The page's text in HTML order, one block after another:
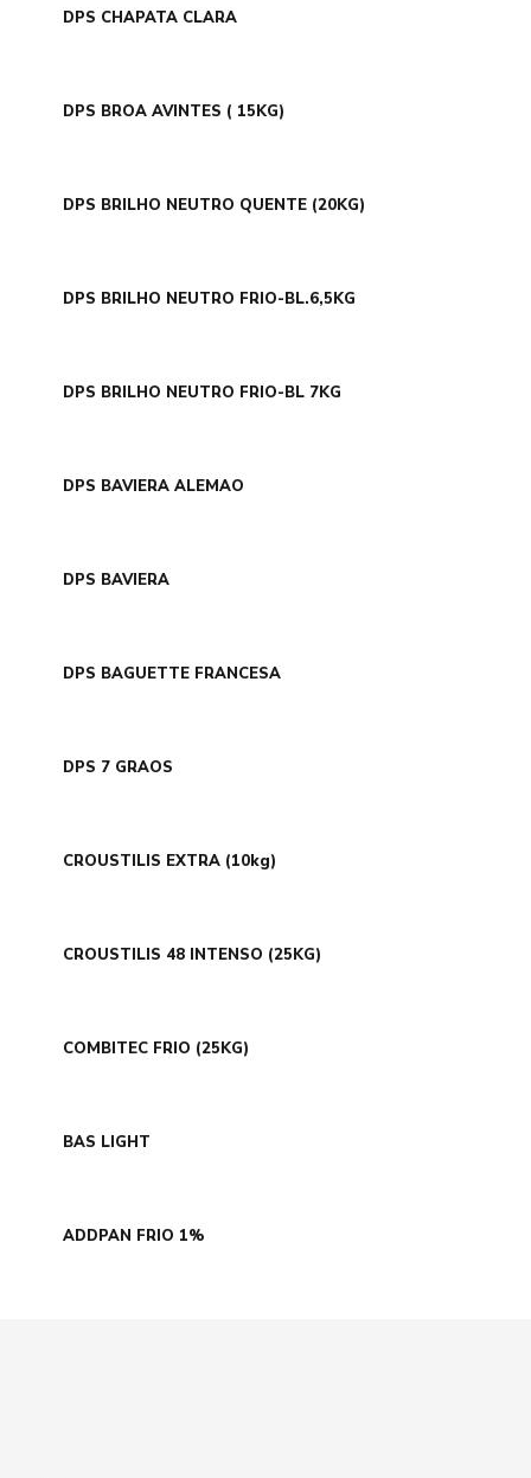
DPS CHAPATA CLARA
DPS BROA AVINTES ( 15KG)
DPS BRILHO NEUTRO QUENTE (20KG)
DPS BRILHO NEUTRO FRIO-BL.6,5KG
DPS BRILHO NEUTRO FRIO-BL 7KG
DPS BAVIERA ALEMAO
DPS BAVIERA
DPS BAGUETTE FRANCESA
DPS 7 GRAOS
CROUSTILIS EXTRA (10kg)
CROUSTILIS 48 INTENSO (25KG)
COMBITEC FRIO (25KG)
BAS LIGHT
ADDPAN FRIO 1%